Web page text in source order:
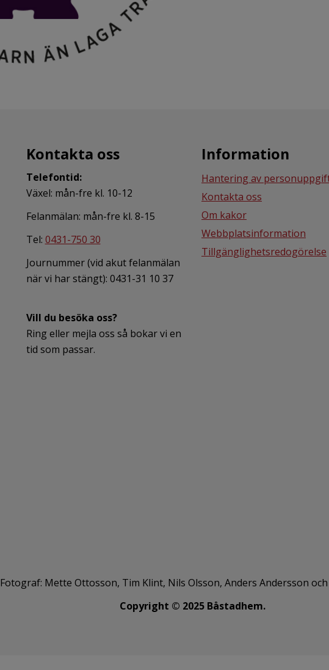
Kontakta oss
Telefontid:
Växel: mån-fre kl. 10-12
Felanmälan: mån-fre kl. 8-15
Tel: 0431-750 30
Journummer (vid akut felanmälan
när vi har stängt): 0431-31 10 37
Vill du besöka oss?
Ring eller mejla oss så bokar vi en
tid som passar.
Information
Hantering av
Kontakta oss
Om kakor
Webbplatsinformation
Tillgänglighetsredogörelse
Fotograf: Mette Ottosson, Tim Klint, Nils Olsson, Anders Andersson
Copyright © 2025 Båstadhem.